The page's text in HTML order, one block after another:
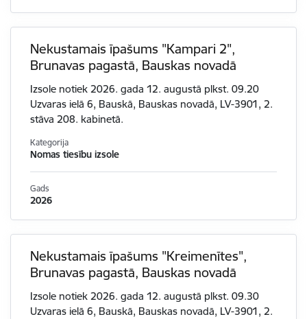
Nekustamais īpašums "Kampari 2",
Brunavas pagastā, Bauskas novadā
Izsole notiek 2026. gada 12. augustā plkst. 09.20
Uzvaras ielā 6, Bauskā, Bauskas novadā, LV-3901, 2.
stāva 208. kabinetā.
Kategorija
Nomas tiesību izsole
Gads
2026
Nekustamais īpašums "Kreimenītes",
Brunavas pagastā, Bauskas novadā
Izsole notiek 2026. gada 12. augustā plkst. 09.30
Uzvaras ielā 6, Bauskā, Bauskas novadā, LV-3901, 2.